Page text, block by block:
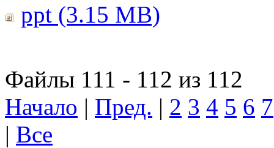
ppt (3.15 MB)
Файлы 111 - 112 из 112
Начало | Пред. | 2 3 4 5 6 7
| Все